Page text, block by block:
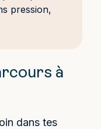
pression,
à
dans tes